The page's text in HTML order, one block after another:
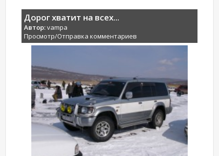
Дорог хватит на всех...
Автор:vampa
Просмотр/Отправка комментариев